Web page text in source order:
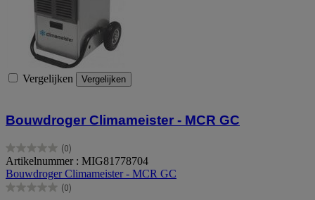
Vergelijken Vergelijken
Bouwdroger Climameister - MCR GC
(0)
0.0
van
de
5
Artikelnummer : MIG81778704
Bouwdroger Climameister - MCR GC
(0)
0.0